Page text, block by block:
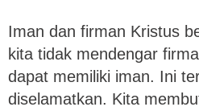
Iman dan firman Kristus
kita tidak mendengar
dapat memiliki iman. Ini
diselamatkan. Kita